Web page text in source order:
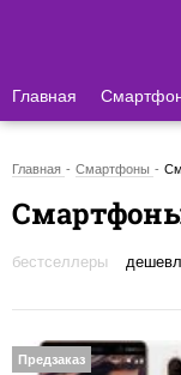
Главная
Главная Смартфоны
бестселлеры
Предзаказ